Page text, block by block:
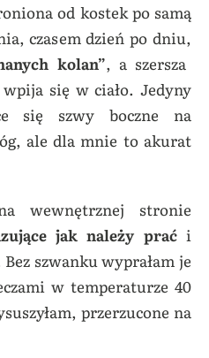
od kostek po samą
czasem dzień po dniu,
kolan”, a szersza
się w ciało. Jedyny
się szwy boczne na
ale dla mnie to akurat
wewnętrznej stronie
jak należy praći
szwanku wyprałam je
w temperaturze 40
przerzucone na